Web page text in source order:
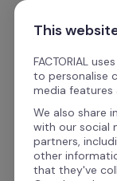
Pular para o
Modelos e
Desempenho da
This
FACTORIAL
to personalise
media
We also share
with our social
partners,
other
that they've